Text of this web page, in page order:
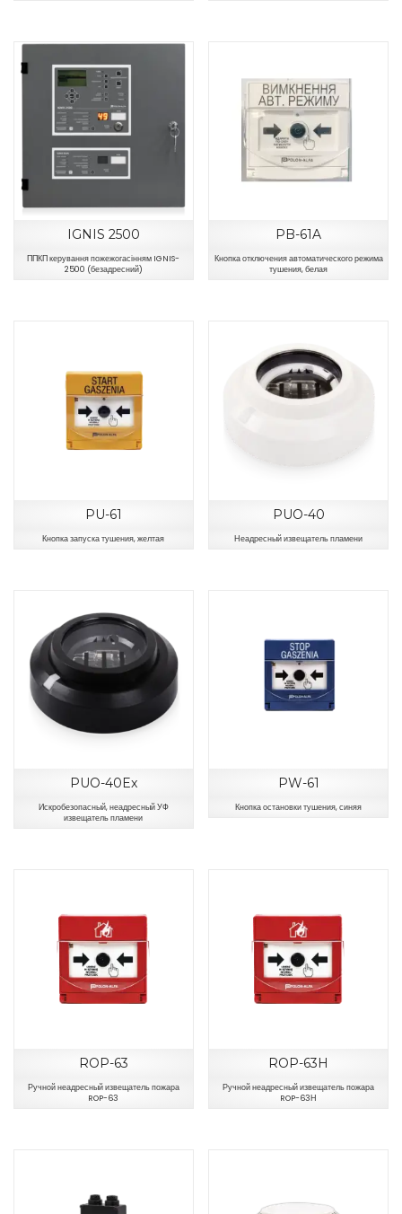
IGNIS 2500
ППКП керування пожежогасінням IGNIS-
2500 (безадресний)
PB-61A
Кнопка отключения автоматического режима
тушения, белая
PU-61
Кнопка запуска тушения, желтая
PUO-40
Неадресный извещатель пламени
PUO-40Ex
Искробезопасный, неадресный УФ
извещатель пламени
PW-61
Кнопка остановки тушения, синяя
ROP-63
Ручной неадресный извещатель пожара
ROP-63
ROP-63H
Ручной неадресный извещатель пожара
ROP-63Н